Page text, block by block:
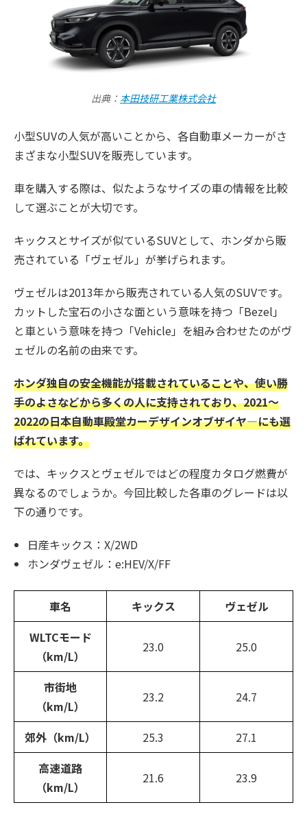
出典： 本田技研工業株式会社
小型SUVの人気が高いことから、各自動車メーカーがさ
まざまな小型SUVを販売しています。
車を購入する際は、似たようなサイズの車の情報を比較
して選ぶことが大切です。
キックスとサイズが似ているSUVとして、ホンダから販
売されている「ヴェゼル」が挙げられます。
ヴェゼルは2013年から販売されている人気のSUVです。
カットした宝石の小さな面という意味を持つ「Bezel」
と車という意味を持つ「Vehicle」を組み合わせたのがヴ
ェゼルの名前の由来です。
ホンダ独自の安全機能が搭載されていることや、使い勝
手のよさなどから多くの人に支持されており、2021～
2022の日本自動車殿堂カーデザインオブザイヤ―にも選
ばれています。
では、キックスとヴェゼルではどの程度カタログ燃費が
異なるのでしょうか。今回比較した各車のグレードは以
下の通りです。
日産キックス：X/2WD
ホンダヴェゼル：e:HEV/X/FF
車名 キックス
ヴェゼル
WLTCモード
（km/L）
23.0 25.0
市街地
（km/L）
23.2 24.7
郊外（km/L） 25.3
27.1
高速道路
（km/L）
21.6 23.9